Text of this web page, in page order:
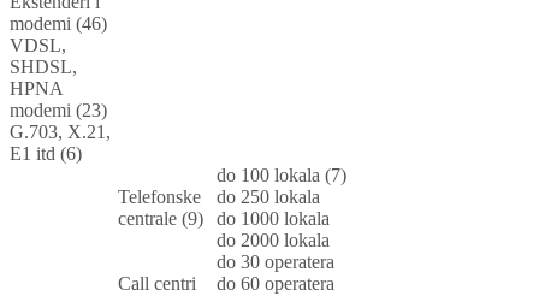
modemi (46)
VDSL,
SHDSL,
HPNA
modemi (23)
G.703, X.21,
E1 itd (6)
Telefonske
centrale (9)
do 100 lokala (7)
do 250 lokala
do 1000 lokala
do 2000 lokala
Call centri
do 30 operatera
do 60 operatera